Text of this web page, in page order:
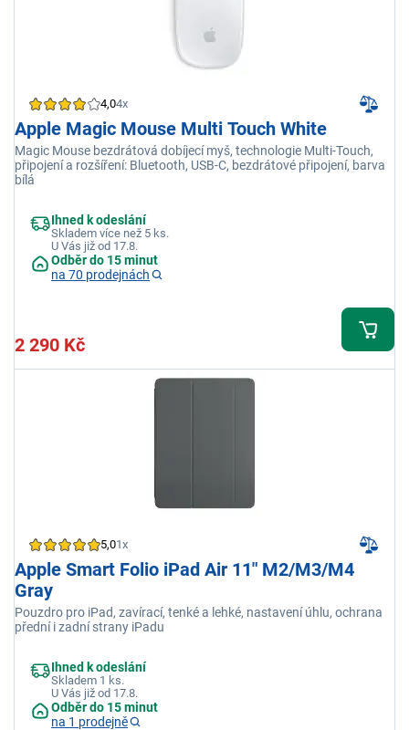
4,04x
Apple Magic Mouse Multi Touch White
Magic Mouse bezdrátová dobíjecí myš, technologie Multi-Touch,
připojení a rozšíření: Bluetooth, USB-C, bezdrátové připojení, barva
bílá
Ihned k odeslání
Skladem více než 5 ks.
U Vás již od 17.8.
Odběr do 15 minut
na 70 prodejnách
2 290 Kč
5,01x
Apple Smart Folio iPad Air 11" M2/M3/M4
Gray
Pouzdro pro iPad, zavírací, tenké a lehké, nastavení úhlu, ochrana
přední i zadní strany iPadu
Ihned k odeslání
Skladem 1 ks.
U Vás již od 17.8.
Odběr do 15 minut
na 1 prodejně